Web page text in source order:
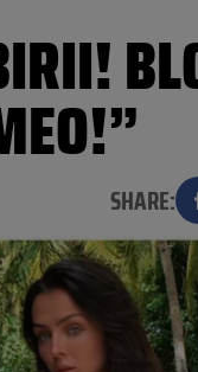
SHARE: